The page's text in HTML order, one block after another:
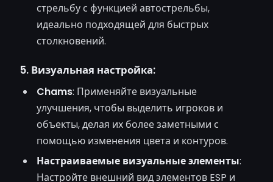
стрельбу с функцией автострельбы,
идеально подходящей для быстрых
столкновений.
5. Визуальная настройка:
Chams: Применяйте визуальные
улучшения, чтобы выделить игроков и
объекты, делая их более заметными с
помощью изменения цвета и контуров.
Настраиваемые визуальные элементы:
Настройте внешний вид элементов ESP и